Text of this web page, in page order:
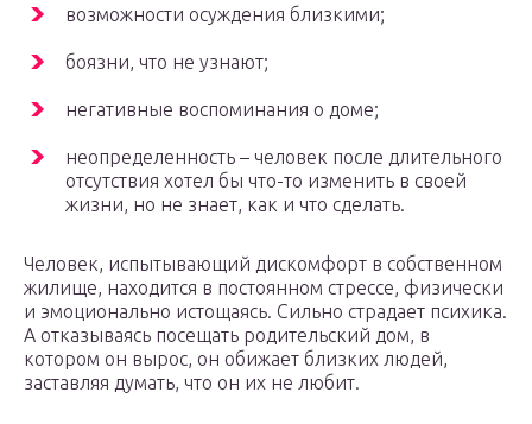
возможности осуждения близкими;
боязни, что не узнают;
негативные воспоминания о доме;
неопределенность – человек после длительного
отсутствия хотел бы что-то изменить в своей
жизни, но не знает, как и что сделать.
Человек, испытывающий дискомфорт в собственном
жилище, находится в постоянном стрессе, физически
и эмоционально истощаясь. Сильно страдает психика.
А отказываясь посещать родительский дом, в
котором он вырос, он обижает близких людей,
заставляя думать, что он их не любит.